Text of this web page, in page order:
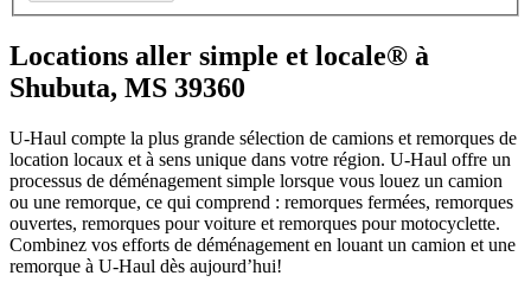
Locations aller simple et locale® à
Shubuta, MS 39360
U-Haul compte la plus grande sélection de camions et remorques de
location locaux et à sens unique dans votre région. U-Haul offre un
processus de déménagement simple lorsque vous louez un camion
ou une remorque, ce qui comprend : remorques fermées, remorques
ouvertes, remorques pour voiture et remorques pour motocyclette.
Combinez vos efforts de déménagement en louant un camion et une
remorque à U-Haul dès aujourd’hui!